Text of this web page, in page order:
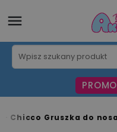
Chicco Gruszka do